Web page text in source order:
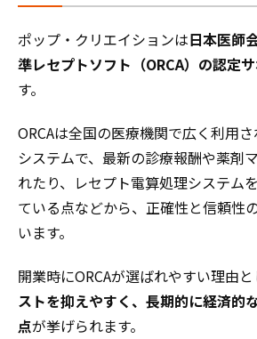
ポップ・クリエイションは日本医師
準レセプトソフト（ORCA）の認定
す。
ORCAは全国の医療機関で広く利用
システムで、最新の診療報酬や薬剤
れたり、レセプト電算処理システム
ている点などから、正確性と信頼性
います。
開業時にORCAが選ばれやすい理由と
ストを抑えやすく、長期的に経済的
点が挙げられます。